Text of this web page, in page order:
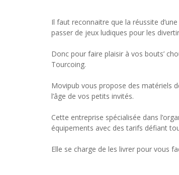
Il faut reconnaitre que la réussite
passer de jeux ludiques pour les
Donc pour faire plaisir à vos bouts’
Tourcoing.
Movipub vous propose des matériels
l’âge de vos petits invités.
Cette entreprise spécialisée dans
équipements avec des tarifs défiant
Elle se charge de les livrer pour vous